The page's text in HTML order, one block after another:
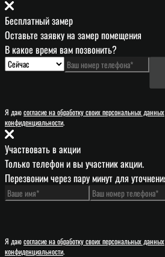
Бесплатный замер
Оставьте заявку на замер помещения
В какое время вам позвонить?
Я даюсогласие на обработку своих персональных данных
конфиденциальности.
Участвовать в акции
Только телефон и вы участник акции.
Перезвоним через пару минут для
Я даюсогласие на обработку своих персональных данных
конфиденциальности.